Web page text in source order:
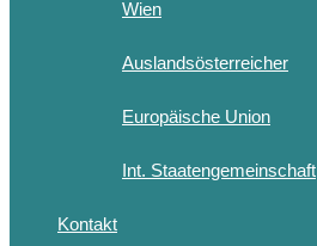
Wien
Auslandsösterreicher
Europäische Union
Int. Staatengemeinschaft
Kontakt